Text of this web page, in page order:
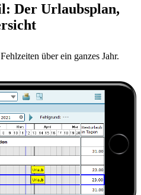
Der Urlaubsplan,
über ein ganzes Jahr.